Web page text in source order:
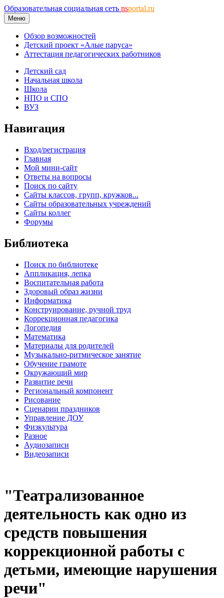
Образовательная социальная сеть nsportal.ru
Меню
Обзор возможностей
Детский проект «Алые паруса»
Аттестация педагогических работников
Детский сад
Начальная школа
Школа
НПО и СПО
ВУЗ
Навигация
Вход/регистрация
Главная
Мой мини-сайт
Ответы на вопросы
Поиск по сайту
Сайты классов, групп, кружков...
Сайты образовательных учреждений
Сайты коллег
Форумы
Библиотека
Поиск по библиотеке
Аппликация, лепка
Воспитательная работа
Здоровый образ жизни
Информатика
Конструирование, ручной труд
Коррекционная педагогика
Логопедия
Математика
Материалы для родителей
Музыкально-ритмическое занятие
Обучение грамоте
Окружающий мир
Развитие речи
Региональный компонент
Рисование
Сценарии праздников
Управление ДОУ
Физкультура
Разное
Аудиозаписи
Видеозаписи
"Театрализованное
деятельность как одно из
средств повышения
коррекционной работы с
детьми, имеющие нарушения
речи"